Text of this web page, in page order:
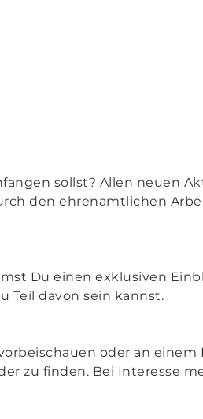
sollst? Allen neuen
den ehrenamtlichen
Du einen exklusiven
Teil davon sein kannst.
oder an
zu finden. Bei Interesse